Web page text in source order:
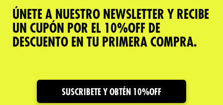
ÚNETE A NUESTRO NEWSLETTER Y RECIBE
UN CUPÓN POR EL 10%OFF DE
DESCUENTO EN TU PRIMERA COMPRA.
SUSCRIBETE Y OBTÉN 10%OFF